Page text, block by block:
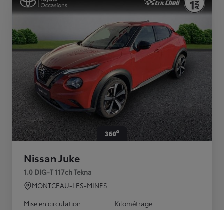
Nissan Juke
1.0 DIG-T 117ch Tekna
MONTCEAU-LES-MINES
Mise en circulation
Kilométrage